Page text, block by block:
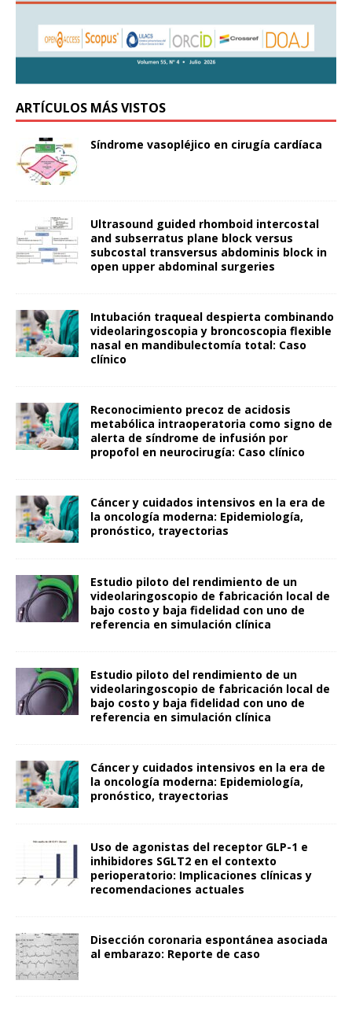
ARTÍCULOS MÁS VISTOS
Síndrome vasopléjico en cirugía cardíaca
Ultrasound guided rhomboid intercostal
and subserratus plane block versus
subcostal transversus abdominis block in
open upper abdominal surgeries
Intubación traqueal despierta combinando
videolaringoscopia y broncoscopia flexible
nasal en mandibulectomía total: Caso
clínico
Reconocimiento precoz de acidosis
metabólica intraoperatoria como signo de
alerta de síndrome de infusión por
propofol en neurocirugía: Caso clínico
Cáncer y cuidados intensivos en la era de
la oncología moderna: Epidemiología,
pronóstico, trayectorias
Estudio piloto del rendimiento de un
videolaringoscopio de fabricación local de
bajo costo y baja fidelidad con uno de
referencia en simulación clínica
Estudio piloto del rendimiento de un
videolaringoscopio de fabricación local de
bajo costo y baja fidelidad con uno de
referencia en simulación clínica
Cáncer y cuidados intensivos en la era de
la oncología moderna: Epidemiología,
pronóstico, trayectorias
Uso de agonistas del receptor GLP-1 e
inhibidores SGLT2 en el contexto
perioperatorio: Implicaciones clínicas y
recomendaciones actuales
Disección coronaria espontánea asociada
al embarazo: Reporte de caso